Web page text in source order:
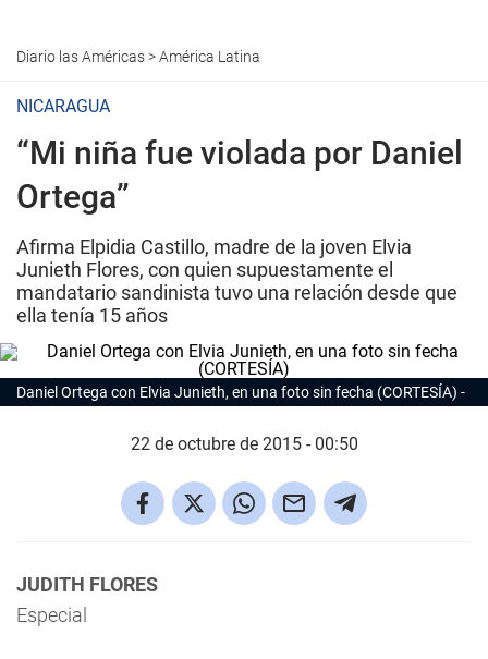
Diario las Américas>América Latina
NICARAGUA
“Mi niña fue violada por Daniel
Ortega”
Afirma Elpidia Castillo, madre de la joven Elvia
Junieth Flores, con quien supuestamente el
mandatario sandinista tuvo una relación desde que
ella tenía 15 años
Daniel Ortega con Elvia Junieth, en una foto sin fecha (CORTESÍA)
22 de octubre de 2015 - 00:50
JUDITH FLORES
Especial